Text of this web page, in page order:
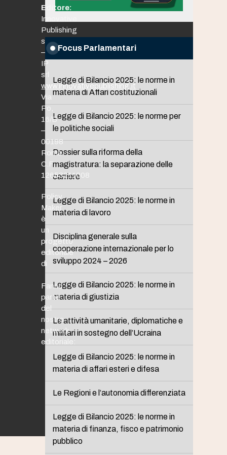
Focus Parlamentari
Legge di Bilancio 2025: le norme in
materia di Affari costituzionali
Legge di Bilancio 2025: le norme per
le politiche sociali
Dossier sulla riforma della
magistratura: la separazione delle
carriere
Legge di Bilancio 2025: le norme in
materia di lavoro
Disciplina generale sulla
cooperazione internazionale per lo
sviluppo 2024 – 2026
Legge di Bilancio 2025: le norme in
materia di giustizia
Le attività umanitarie, diplomatiche e
militari in sostegno dell’Ucraina
Legge di Bilancio 2025: le norme in
materia di affari esteri e difesa
Le Regioni e l’autonomia differenziata
Legge di Bilancio 2025: le norme in
materia di finanza, fisco e patrimonio
pubblico
Editore:
Innovative
Publishing
srl
–
IP
srl
www.innovativepublishing.it
Via
Po,
16/B
–
00198
Roma
C.F.
12653211008
Policy
Maker
è
un
progetto
editoriale
di
Fanno
parte
del
nostro
network
editoriale: